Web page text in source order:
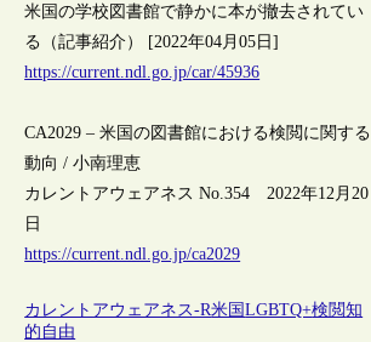
米国の学校図書館で静かに本が撤去されてい
る（記事紹介） [2022年04月05日]
https://current.ndl.go.jp/car/45936
CA2029 – 米国の図書館における検閲に関する
動向 / 小南理恵
カレントアウェアネス No.354 2022年12月20
日
https://current.ndl.go.jp/ca2029
カレントアウェアネス-R米国LGBTQ+検閲知
的自由